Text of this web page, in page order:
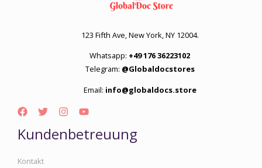
123 Fifth Ave, New York, NY 12004.
Whatsapp: +49 176 36223102
Telegram: @Globaldocstores
Email: info@globaldocs.store
Kundenbetreuung
Kontakt